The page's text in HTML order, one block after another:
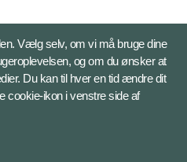
Vælg selv, om vi må bruge dine
og om du ønsker at
Du kan til hver en tid ændre dit
cookie-ikon i venstre side af